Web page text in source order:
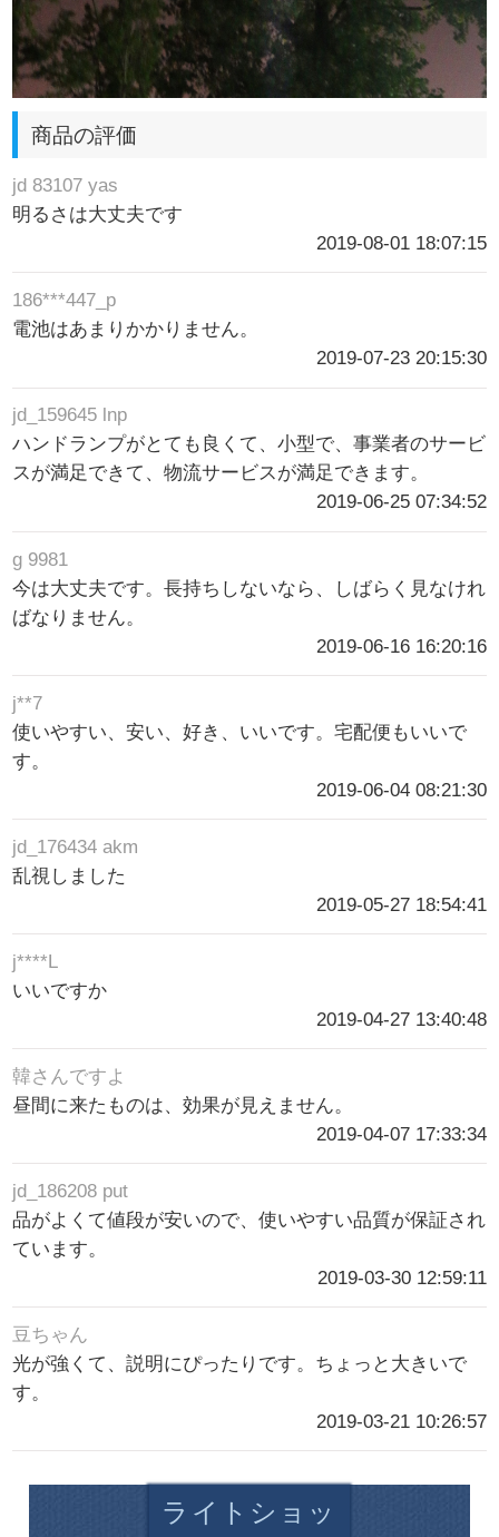
商品の評価
jd 83107 yas
明るさは大丈夫です
2019-08-01 18:07:15
186***447_p
電池はあまりかかりません。
2019-07-23 20:15:30
jd_159645 lnp
ハンドランプがとても良くて、小型で、事業者のサービ
スが満足できて、物流サービスが満足できます。
2019-06-25 07:34:52
g 9981
今は大丈夫です。長持ちしないなら、しばらく見なけれ
ばなりません。
2019-06-16 16:20:16
j**7
使いやすい、安い、好き、いいです。宅配便もいいで
す。
2019-06-04 08:21:30
jd_176434 akm
乱視しました
2019-05-27 18:54:41
j****L
いいですか
2019-04-27 13:40:48
韓さんですよ
昼間に来たものは、効果が見えません。
2019-04-07 17:33:34
jd_186208 put
品がよくて値段が安いので、使いやすい品質が保証され
ています。
2019-03-30 12:59:11
豆ちゃん
光が強くて、説明にぴったりです。ちょっと大きいで
す。
2019-03-21 10:26:57
ライトショッ